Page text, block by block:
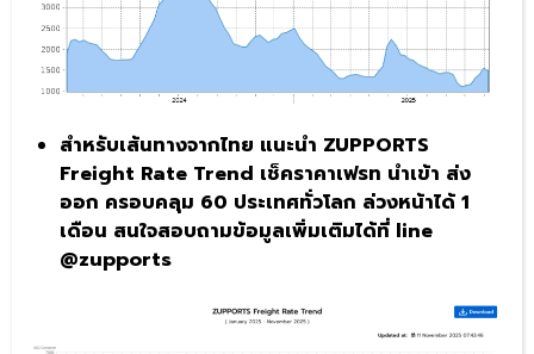
สำหรับเส้นทางจากไทย แนะนำ ZUPPORTS
Freight Rate Trend เช็คราคาเฟรท นำเข้า ส่ง
ออก ครอบคลุม 60 ประเทศทั่วโลก ล่วงหน้าได้ 1
เดือน สนใจสอบถามข้อมูลเพิ่มเติมได้ที่ line
@zupports